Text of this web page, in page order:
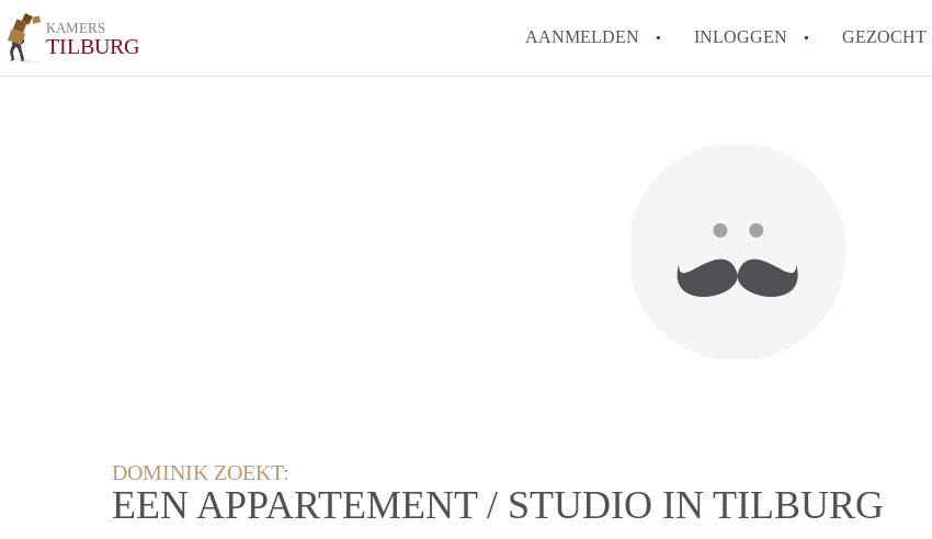
KAMERS
TILBURG AANMELDEN INLOGGEN GEZOCHT
Alle veelgestelde vragen
DOMINIK ZOEKT:
EEN APPARTEMENT / STUDIO IN TILBURG